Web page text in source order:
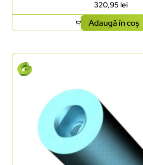
320,95lei
Adaugă în coș